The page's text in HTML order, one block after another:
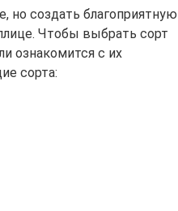
но создать благоприятную
Чтобы выбрать сорт
ознакомится с их
сорта: